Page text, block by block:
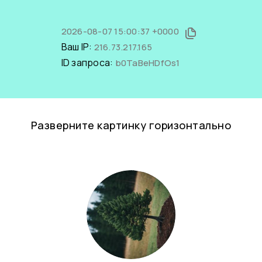
2026-08-07 15:00:37 +0000
Ваш IP: 216.73.217.165
ID запроса: b0TaBeHDfOs1
Разверните картинку горизонтально